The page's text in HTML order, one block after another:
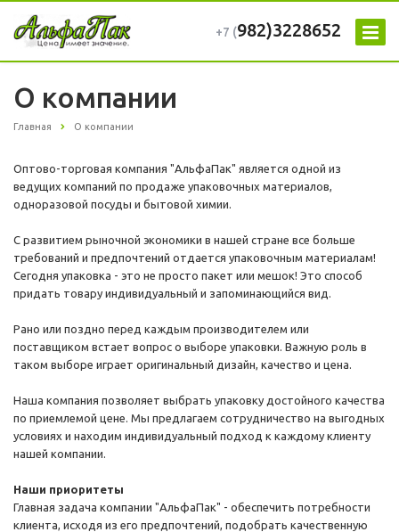
+7 (982)3228652
О компании
Главная О компании
Оптово-торговая компания "АльфаПак" является одной из
ведущих компаний по продаже упаковочных материалов,
одноразовой посуды и бытовой химии.
С развитием рыночной экономики в нашей стране все больше
требований и предпочтений отдается упаковочным материалам!
Сегодня упаковка - это не просто пакет или мешок! Это способ
придать товару индивидуальный и запоминающийся вид.
Рано или поздно перед каждым производителем или
поставщиком встает вопрос о выборе упаковки. Важную роль в
таком выборе играет оригинальный дизайн, качество и цена.
Наша компания позволяет выбрать упаковку достойного качества
по приемлемой цене. Мы предлагаем сотрудничество на выгодных
условиях и находим индивидуальный подход к каждому клиенту
нашей компании.
Наши приоритеты
Главная задача компании "АльфаПак" - обеспечить потребности
клиента, исходя из его предпочтений, подобрать качественную